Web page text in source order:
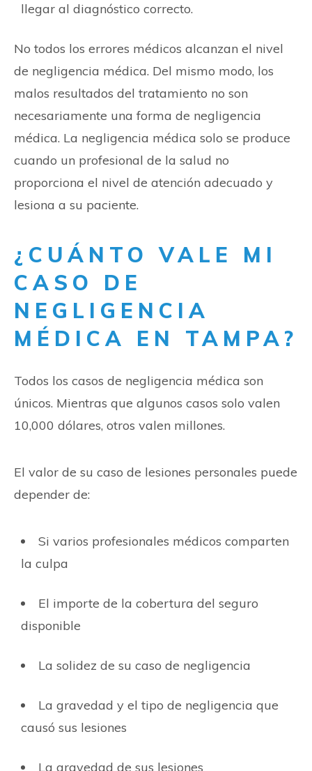
llegar al diagnóstico correcto.
No todos los errores médicos alcanzan el nivel
de negligencia médica. Del mismo modo, los
malos resultados del tratamiento no son
necesariamente una forma de negligencia
médica. La negligencia médica solo se produce
cuando un profesional de la salud no
proporciona el nivel de atención adecuado y
lesiona a su paciente.
¿CUÁNTO VALE MI
CASO DE
NEGLIGENCIA
MÉDICA EN TAMPA?
Todos los casos de negligencia médica son
únicos. Mientras que algunos casos solo valen
10,000 dólares, otros valen millones.
El valor de su caso de lesiones personales puede
depender de:
Si varios profesionales médicos comparten
la culpa
El importe de la cobertura del seguro
disponible
La solidez de su caso de negligencia
La gravedad y el tipo de negligencia que
causó sus lesiones
La gravedad de sus lesiones